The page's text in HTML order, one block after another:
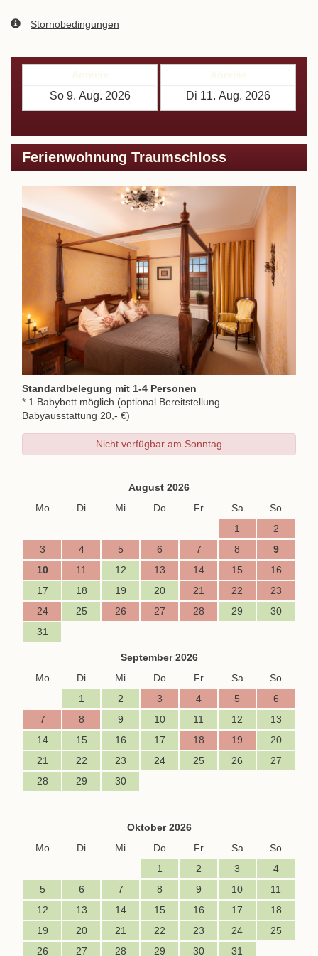
Stornobedingungen
Ferienwohnung Traumschloss
Standardbelegung mit 1-4 Personen
* 1 Babybett möglich (optional Bereitstellung
Babyausstattung 20,- €)
Nicht verfügbar am Sonntag
August 2026
Mo
Di Mi Do Fr Sa
So
1
2
3
4 5 6 7 8
9
10
11 12 13 14 15
16
17
18 19 20 21 22
23
24
25 26 27 28 29
30
31
September 2026
Mo
Di Mi Do Fr Sa
So
1
2 3 4 5
6
7
8 9 10 11 12
13
14
15 16 17 18 19
20
21
22 23 24 25 26
27
28
29 30
Oktober 2026
Mo
Di Mi Do Fr Sa
So
1
2 3
4
5
6 7 8 9 10
11
12
13 14 15 16 17
18
19
20 21 22 23 24
25
26
27 28 29 30 31